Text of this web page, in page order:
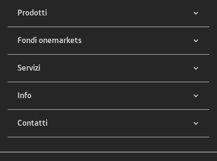
Prodotti
Fondi onemarkets
Servizi
Info
Contatti